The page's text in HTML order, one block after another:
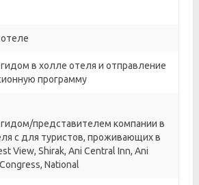
гидом в холле отеля и отправление
программу
гидом/представителем компании в
с для туристов, проживающих в
View, Shirak, Ani Central Inn, Ani
National